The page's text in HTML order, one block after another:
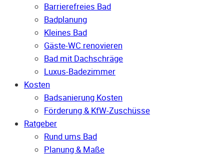
Barrierefreies Bad
Badplanung
Kleines Bad
Gäste-WC renovieren
Bad mit Dachschräge
Luxus-Badezimmer
Kosten
Badsanierung Kosten
Förderung & KfW-Zuschüsse
Ratgeber
Rund ums Bad
Planung & Maße